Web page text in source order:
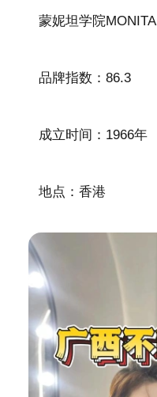
蒙妮坦学院MONITA
品牌指数：86.3
成立时间：1966年
地点：香港